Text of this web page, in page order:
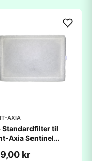
AXIA
Standardfilter til
Axia Sentinel
kr